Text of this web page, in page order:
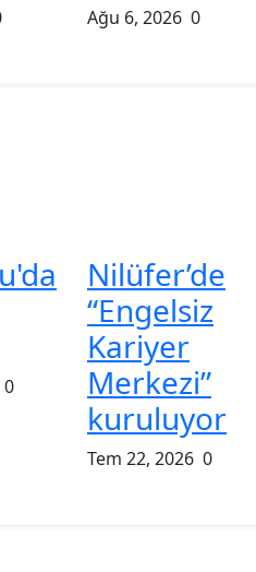
Ağu 6, 2026 0
0
Nilüfer’de
“Engelsiz
Kariyer
Merkezi”
kuruluyor
Tem 22, 2026 0